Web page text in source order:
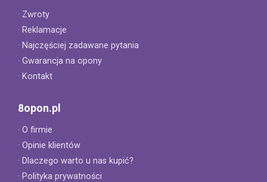
· Zwroty
· Reklamacje
· Najczęściej zadawane pytania
· Gwarancja na opony
· Kontakt
8opon.pl
· O firmie
· Opinie klientów
· Dlaczego warto u nas kupić?
· Polityka prywatności